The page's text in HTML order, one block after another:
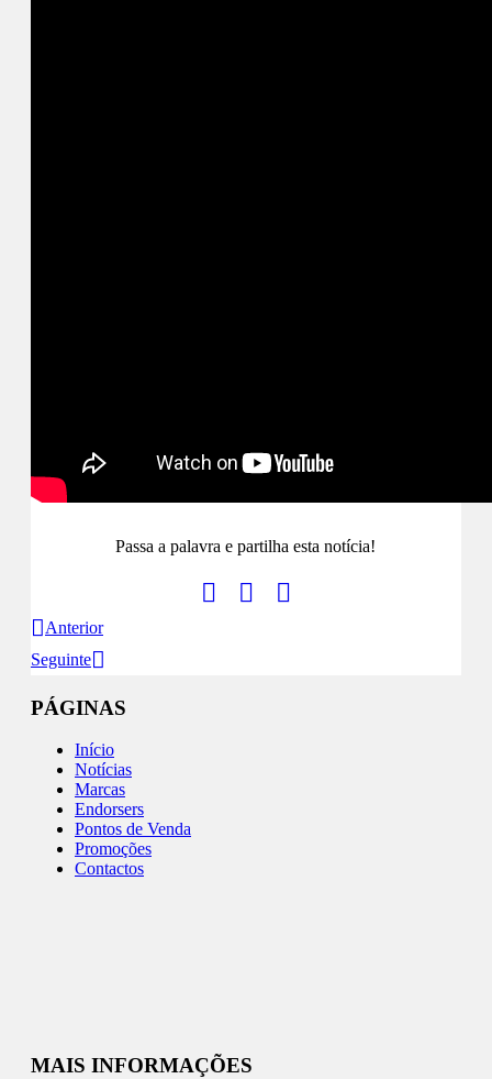
Passa a palavra e partilha esta notícia!
Anterior
Seguinte
PÁGINAS
Início
Notícias
Marcas
Endorsers
Pontos de Venda
Promoções
Contactos
MAIS INFORMAÇÕES